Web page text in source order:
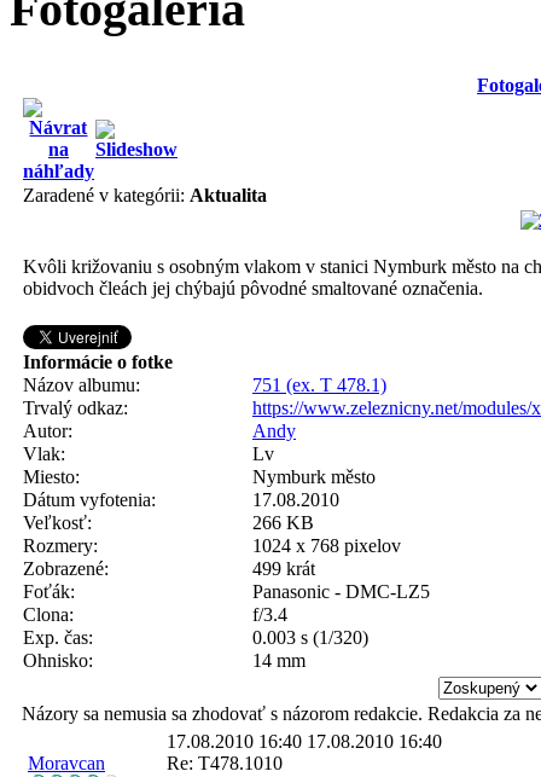
Zaradené v kategórii: Aktualita
Kvôli križovaniu s osobným vlakom v stanici Nymburk město na
obidvoch čleách jej chýbajú pôvodné smaltované označenia.
Informácie o fotke
Názov albumu:
751 (ex. T 478.1)
Trvalý odkaz:
https://www.zeleznicny.net/
Autor:
Andy
Vlak:
Lv
Miesto:
Nymburk město
Dátum vyfotenia:
17.08.2010
Veľkosť:
266 KB
Rozmery:
1024 x 768 pixelov
Zobrazené:
499 krát
Foťák:
Panasonic - DMC-LZ5
Clona:
f/3.4
Exp. čas:
0.003 s (1/320)
Ohnisko:
14 mm
Názory sa nemusia sa zhodovať s názorom redakcie. Redakcia za
Moravcan
17.08.2010 16:40 17.08.2010 16:40
Re: T478.1010